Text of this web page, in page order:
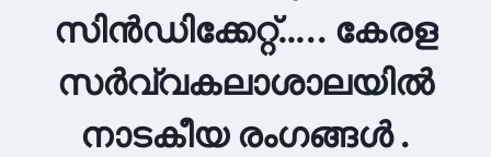
സിൻഡിക്കേറ്റ്….. കേരള
സർവ്വകലാശാലയിൽ
നാടകീയ രംഗങ്ങൾ .